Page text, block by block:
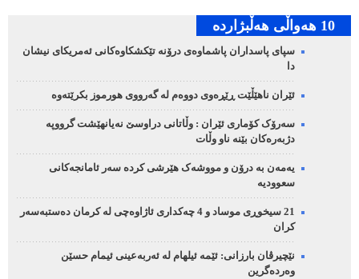
10 هه‌واڵی هه‌ڵبژارده‌
سپای پاسداران پاشماوەی درۆنە تێکشکاوەکانی ئەمریکای نیشان
دا
ئێران ناهێڵێت ڕێڕەوی دووەم لە گەرووی هورموز بکرێتەوە
سەرۆک کۆماری ئێران : وڵاتانی دراوسێ نەیانهێشت گرووپە
دژبەرەکان بێنە ناو وڵات
یەمەن بە درۆن و مووشەک هێرشی کردە سەر ئامانجەکانی
سعوودیە
21 سیخوڕی موساد و 4 چەکداری ئاژاوەچی لە کرمان دەستبەسەر
کران
نێچیرڤان بارزانی: ئێمە ئیلهام لە ئەربەعینی ئیمام حسێن
وەردەگرین